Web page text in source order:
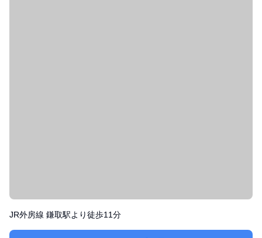
JR外房線 鎌取駅より徒歩11分